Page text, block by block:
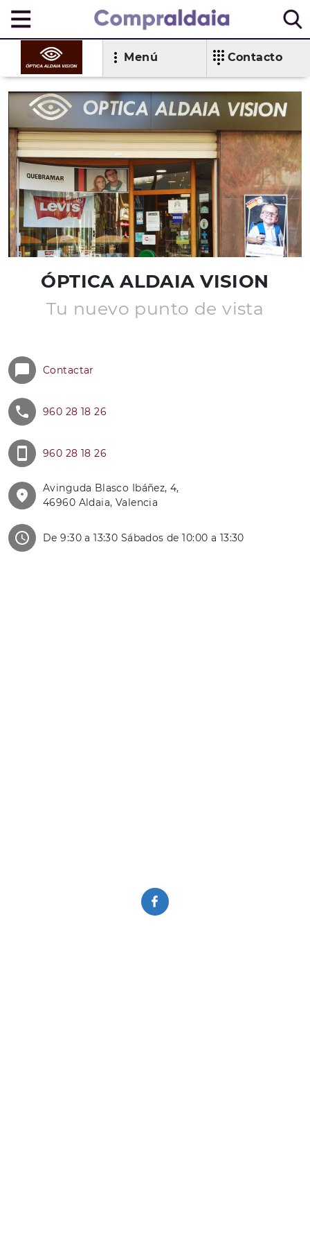
Menú Contacto
ÓPTICA ALDAIA VISION
Tu nuevo punto de vista
Contactar
960 28 18 26
960 28 18 26
Avinguda Blasco Ibáñez, 4,
46960 Aldaia, Valencia
De 9:30 a 13:30 Sábados de 10:00 a 13:30